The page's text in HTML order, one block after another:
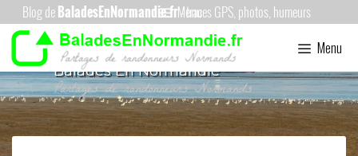
Aller
au
contenu
Menu
Menu
Balades En Normandie